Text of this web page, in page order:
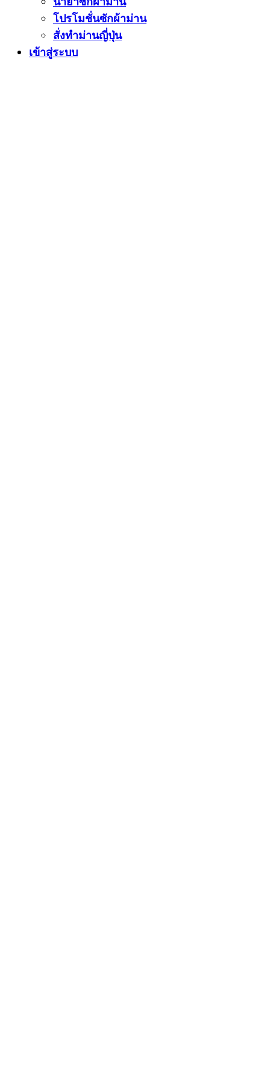
โปรโมชั่นซักผ้าม่าน
สั่งทำม่านญี่ปุ่น
เข้าสู่ระบบ